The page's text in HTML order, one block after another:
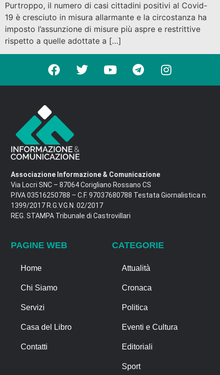
Purtroppo, il numero di casi cittadini positivi al Covid-
19 è cresciuto in misura allarmante e la circostanza ha
imposto l’assunzione di misure più aspre e restrittive
rispetto a quelle adottate a […]
Associazione Informazione & Comunicazione
Via Locri SNC – 87064 Corigliano Rossano CS
P.IVA 03516250788 – C.F. 97037680788 Testata Giornalistica n.
1399/2017 R.G.V.G.N. 02/2017
REG. STAMPA Tribunale di Castrovillari
PAGINE WEB
Home
Chi Siamo
Servizi
Casa del Libro
Contatti
CATEGORIE
Attualità
Cronaca
Politica
Eventi e Cultura
Editoriali
Sport